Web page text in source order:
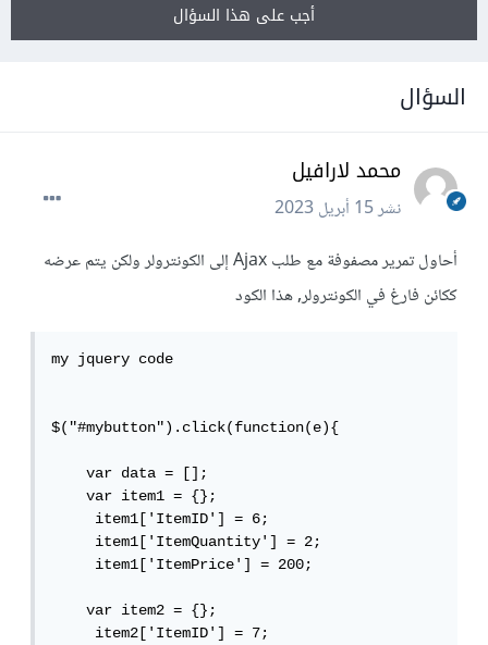
أجب على هذا السؤال
السؤال
محمد لارافيل
نشر15 أبريل 2023
أحاول تمرير مصفوفة مع طلب Ajax إلى الكونترولر ولكن يتم عرضه
ككائن فارغ في الكونترولر, هذا الكود
my jquery code
$("#mybutton").click(function(e){
    var data = [];
    var item1 = {};
     item1['ItemID'] = 6;
     item1['ItemQuantity'] = 2;
     item1['ItemPrice'] = 200;
    var item2 = {};
     item2['ItemID'] = 7;